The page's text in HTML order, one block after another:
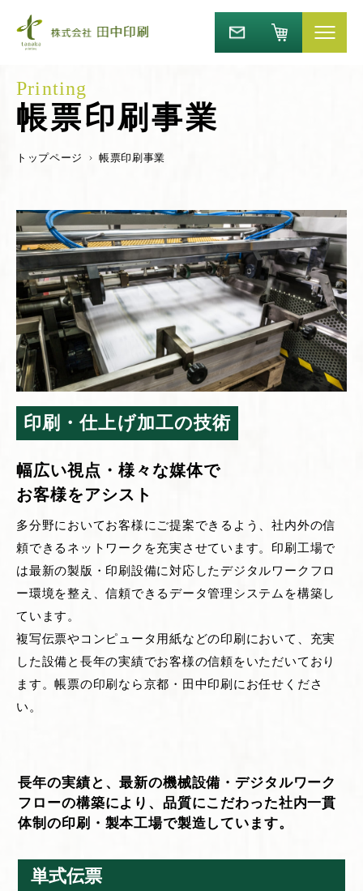
帳票印刷事業
トップページ 帳票印刷事業
印刷・仕上げ加工の技術
幅広い視点・様々な媒体で
お客様をアシスト
多分野においてお客様にご提案できるよう、社内外の信
頼できるネットワークを充実させています。印刷工場で
は最新の製版・印刷設備に対応したデジタルワークフロ
ー環境を整え、信頼できるデータ管理システムを構築し
ています。
複写伝票やコンピュータ用紙などの印刷において、充実
した設備と長年の実績でお客様の信頼をいただいており
ます。帳票の印刷なら京都・田中印刷にお任せくださ
い。
長年の実績と、最新の機械設備・デジタルワーク
フローの構築により、 品質にこだわった社内一貫
体制の印刷・製本工場で製造しています。
単式伝票